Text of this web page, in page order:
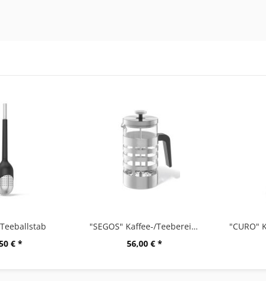
€ *
"SEGOS" Kaffee-/Teebereiter
56,00 € *